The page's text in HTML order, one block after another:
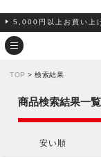
5,000円以上お買い上
TOP > 検索結果
安い順
商品検索結果一覧